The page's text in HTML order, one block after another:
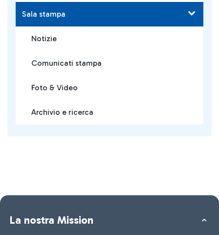
Sala stampa
Notizie
Comunicati stampa
Foto & Video
Archivio e ricerca
La nostra Mission